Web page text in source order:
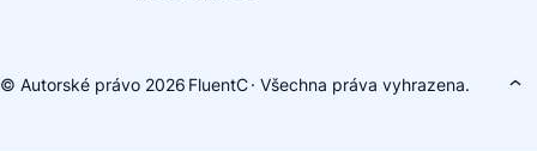
© Autorské právo 2026 FluentC· Všechna práva vyhrazena.